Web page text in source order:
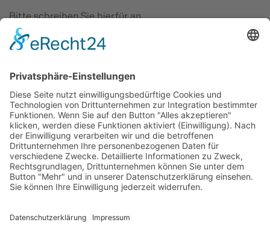
Bitte schreiben Sie hierfür an
ceu-dining(at)technesphere.de
Ausstellung
Bitte schreiben Sie hierfür an:
kultur(at)technesphere.de.
Standort
Bitte schreiben Sie hierfür an: